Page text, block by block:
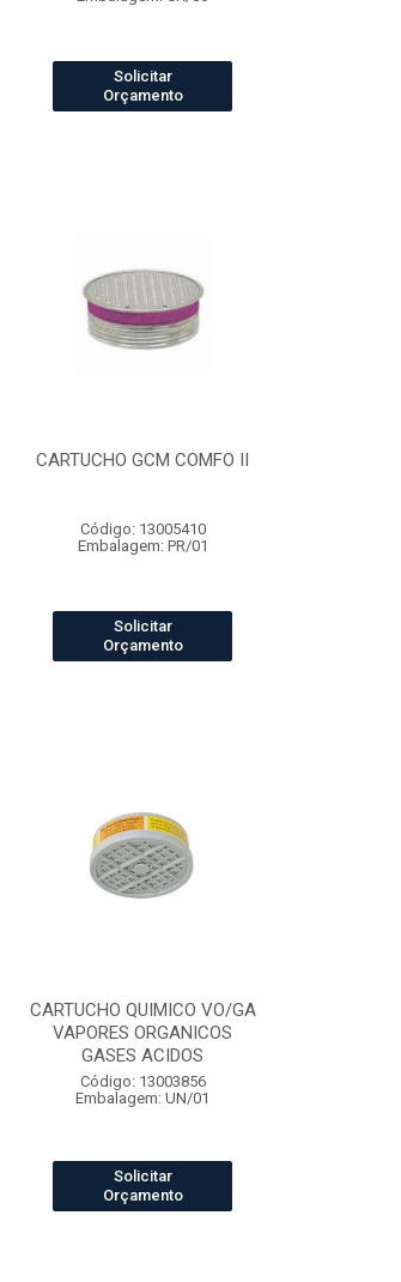
Solicitar
Orçamento
CARTUCHO GCM COMFO II
Código: 13005410
Embalagem: PR/01
Solicitar
Orçamento
CARTUCHO QUIMICO VO/GA
VAPORES ORGANICOS
GASES ACIDOS
Código: 13003856
Embalagem: UN/01
Solicitar
Orçamento